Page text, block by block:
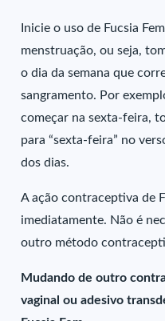
Inicie o uso de Fucsia
menstruação, ou seja,
o dia da semana que
sangramento. Por
começar na sexta-feira,
para “sexta-feira” no
dos dias.
A ação contraceptiva de
imediatamente. Não é
outro método
Mudando de outro
vaginal ou adesivo